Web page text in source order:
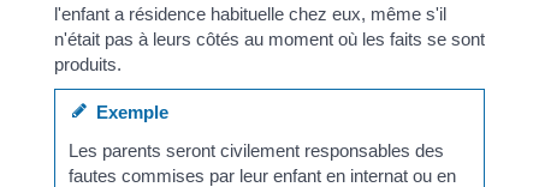
l'enfant a résidence habituelle chez eux, même s'il
n'était pas à leurs côtés au moment où les faits se sont
produits.
Exemple
Les parents seront civilement responsables des
fautes commises par leur enfant en internat ou en